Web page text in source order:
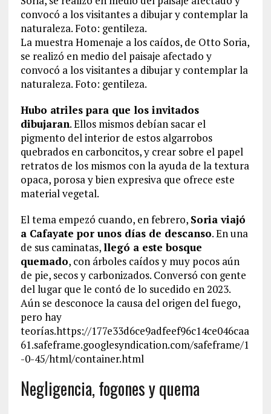
La muestra Homenaje a los caídos, de Otto Soria,
se realizó en medio del paisaje afectado y
convocó a los visitantes a dibujar y contemplar la
naturaleza. Foto: gentileza.
Hubo atriles para que los invitados
dibujaran. Ellos mismos debían sacar el
pigmento del interior de estos algarrobos
quebrados en carboncitos, y crear sobre el papel
retratos de los mismos con la ayuda de la textura
opaca, porosa y bien expresiva que ofrece este
material vegetal.
El tema empezó cuando, en febrero, Soria viajó
a Cafayate por unos días de descanso. En una
de sus caminatas,llegó a este bosque
quemado, con árboles caídos y muy pocos aún
de pie, secos y carbonizados. Conversó con gente
del lugar que le contó de lo sucedido en 2023.
Aún se desconoce la causa del origen del fuego,
pero hay
teorías.https://177e33d6ce9adfeef96c14ce046caa
61.safeframe.googlesyndication.com/safeframe/1
-0-45/html/container.html
Negligencia, fogones y quema